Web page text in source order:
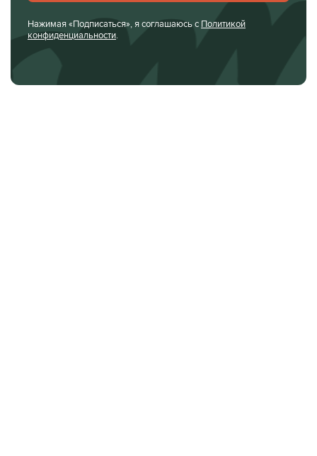
Нажимая «Подписаться», я соглашаюсь с Политикой
конфиденциальности.